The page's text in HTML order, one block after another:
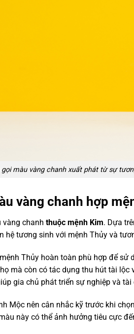
gọi màu vàng chanh xuất phát từ sự
vàng chanh hợp
vàng chanh thuộc mệnh Kim. Dựa
hệ tương sinh với mệnh Thủy và
Thủy hoàn toàn phù hợp để
mà còn có tác dụng thu hút tài
gia chủ phát triển sự nghiệp và
Mộc nên cân nhắc kỹ trước khi
này có thể ảnh hưởng tiêu cực